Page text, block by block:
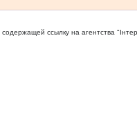
ссылку на агентства